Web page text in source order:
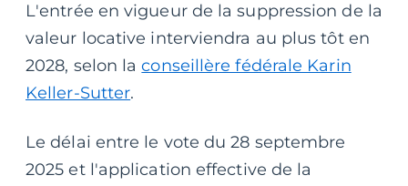
L'entrée en vigueur de la suppression de la
valeur locative interviendra au plus tôt en
2028, selon laconseillère fédérale Karin
Keller-Sutter.
Le délai entre le vote du 28 septembre
2025 et l'application effective de la